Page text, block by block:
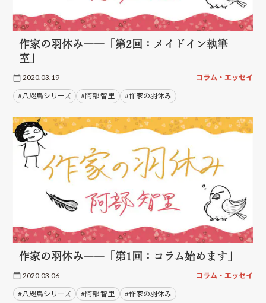
作家の羽休み――「第2回：メイドイン執筆
室」
2020.03.19 コラム・エッセイ
#八咫烏シリーズ #阿部 智里 #作家の羽休み
作家の羽休み――「第1回：コラム始めます」
2020.03.06 コラム・エッセイ
#八咫烏シリーズ #阿部 智里 #作家の羽休み